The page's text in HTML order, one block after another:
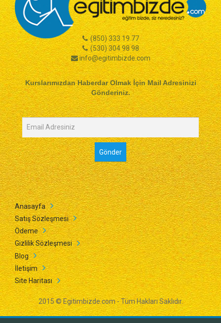
(850) 333 19 77
(530) 304 98 98
info@egitimbizde.com
Kurslarımızdan Haberdar Olmak İçin Mail Adresinizi
Gönderiniz.
Anasayfa
Satış Sözleşmesi
Ödeme
Gizlilik Sözleşmesi
Blog
İletişim
Site Haritası
2015 © Egitimbizde.com - Tüm Hakları Saklıdır.